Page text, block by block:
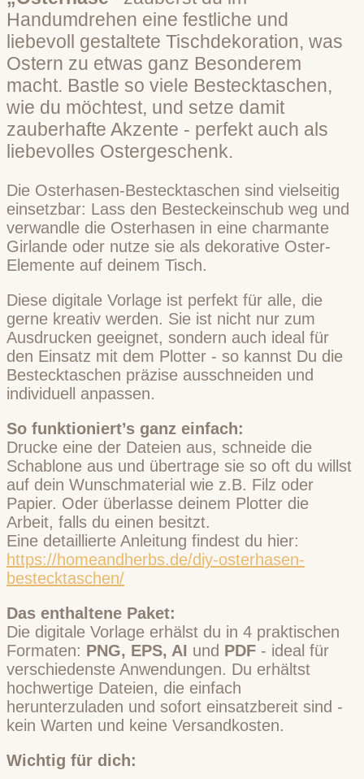
Handumdrehen eine festliche und
liebevoll gestaltete Tischdekoration, was
Ostern zu etwas ganz Besonderem
macht. Bastle so viele Bestecktaschen,
wie du möchtest, und setze damit
zauberhafte Akzente - perfekt auch als
liebevolles Ostergeschenk.
Die Osterhasen-Bestecktaschen sind vielseitig
einsetzbar: Lass den Besteckeinschub weg und
verwandle die Osterhasen in eine charmante
Girlande oder nutze sie als dekorative Oster-
Elemente auf deinem Tisch.
Diese digitale Vorlage ist perfekt für alle, die
gerne kreativ werden. Sie ist nicht nur zum
Ausdrucken geeignet, sondern auch ideal für
den Einsatz mit dem Plotter - so kannst Du die
Bestecktaschen präzise ausschneiden und
individuell anpassen.
So funktioniert’s ganz einfach:
Drucke eine der Dateien aus, schneide die
Schablone aus und übertrage sie so oft du willst
auf dein Wunschmaterial wie z.B. Filz oder
Papier. Oder überlasse deinem Plotter die
Arbeit, falls du einen besitzt.
Eine detaillierte Anleitung findest du hier:
https://homeandherbs.de/diy-osterhasen-
bestecktaschen/
Das enthaltene Paket:
Die digitale Vorlage erhälst du in 4 praktischen
Formaten: PNG, EPS, AI und PDF - ideal für
verschiedenste Anwendungen. Du erhältst
hochwertige Dateien, die einfach
herunterzuladen und sofort einsatzbereit sind -
kein Warten und keine Versandkosten.
Wichtig für dich: